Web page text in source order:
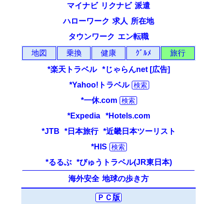
マイナビ リクナビ 派遣
ハローワーク 求人 所在地
タウンワーク エン転職
地図
乗換 健康 ｸﾞﾙﾒ
旅行
*楽天トラベル
*じゃらんnet [広告]
*Yahoo!トラベル 検索
*一休.com 検索
*Expedia
*Hotels.com
*JTB
*日本旅行 *近畿日本ツーリスト
*HIS
検索
*るるぶ *びゅうトラベル(JR東日本)
海外安全 地球の歩き方
ＰＣ版